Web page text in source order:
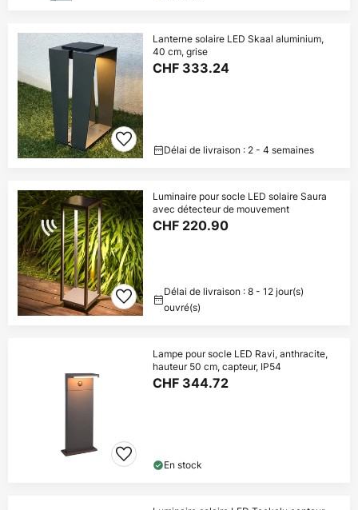
Lanterne solaire LED Skaal aluminium,
40 cm, grise
CHF 333.24
Délai de livraison : 2 - 4 semaines
Luminaire pour socle LED solaire Saura
avec détecteur de mouvement
CHF 220.90
Délai de livraison : 8 - 12 jour(s)
ouvré(s)
Lampe pour socle LED Ravi, anthracite,
hauteur 50 cm, capteur, IP54
CHF 344.72
En stock